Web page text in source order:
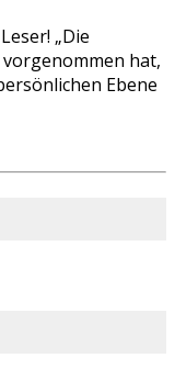
„Die
hat,
Ebene